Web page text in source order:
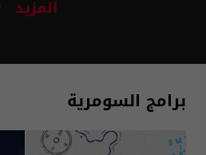
المزيد
برامج السومرية